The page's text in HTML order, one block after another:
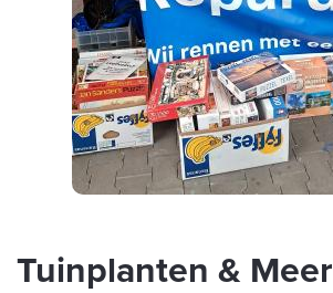
Tuinplanten & Meer